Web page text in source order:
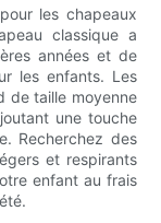
les chapeaux
classique a
années et de
les enfants. Les
de taille moyenne
une touche
Recherchez des
et respirants
enfant au frais